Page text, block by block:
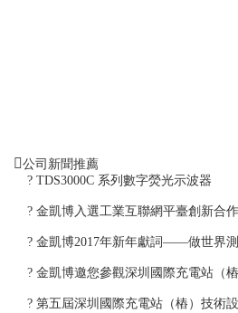
公司新聞推薦
? TDS3000C 系列數字熒光示波器